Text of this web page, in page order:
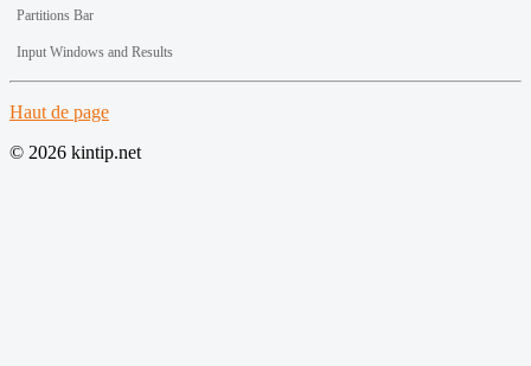
Partitions Bar
Input Windows and Results
Haut de page
© 2026 kintip.net